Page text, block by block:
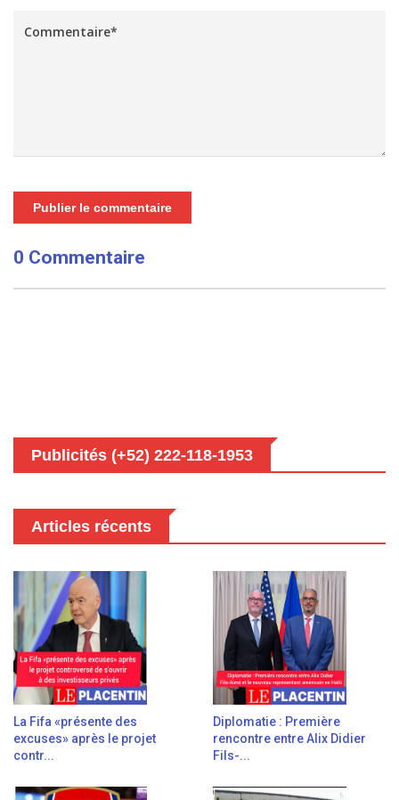
Publier le commentaire
0 Commentaire
Publicités (+52) 222-118-1953
Articles récents
La Fifa «présente des
excuses» après le projet
contr...
Diplomatie : Première
rencontre entre Alix Didier
Fils-...